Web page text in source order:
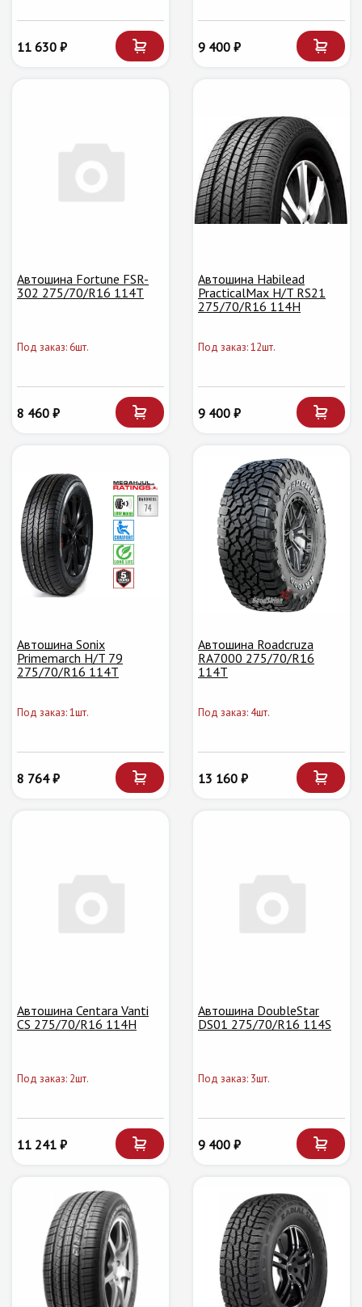
11 630 ₽ 9 400 ₽
Автошина Fortune FSR-
302 275/70/R16 114T
Под заказ: 6шт.
8 460 ₽
Автошина Habilead
PracticalMax H/T RS21
275/70/R16 114H
Под заказ: 12шт.
9 400 ₽
Автошина Sonix
Primemarch H/T 79
275/70/R16 114T
Под заказ: 1шт.
8 764 ₽
Автошина Roadcruza
RA7000 275/70/R16
114T
Под заказ: 4шт.
13 160 ₽
Автошина Centara Vanti
CS 275/70/R16 114H
Под заказ: 2шт.
11 241 ₽
Автошина DoubleStar
DS01 275/70/R16 114S
Под заказ: 3шт.
9 400 ₽